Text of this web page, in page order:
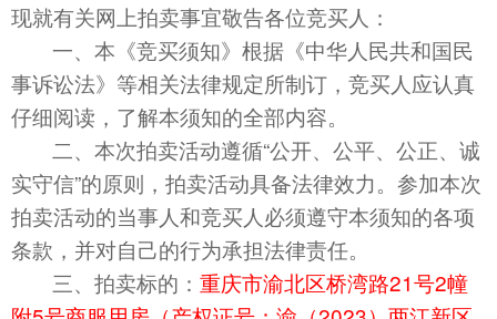
现就有关网上拍卖事宜敬告各位竞买人：
一、本《竞买须知》根据《中华人民共和国民
事诉讼法》等相关法律规定所制订，竞买人应认真
仔细阅读，了解本须知的全部内容。
二、本次拍卖活动遵循“公开、公平、公正、诚
实守信”的原则，拍卖活动具备法律效力。参加本次
拍卖活动的当事人和竞买人必须遵守本须知的各项
条款，并对自己的行为承担法律责任。
三、拍卖标的： 重庆市渝北区桥湾路21号2幢